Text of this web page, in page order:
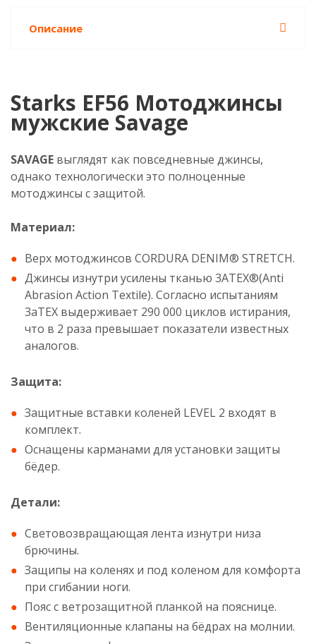
Описание
Starks EF56 Мотоджинсы
мужские Savage
SAVAGE выглядят как повседневные джинсы,
однако технологически это полноценные
мотоджинсы с защитой.
Материал:
Верх мотоджинсов CORDURA DENIM® STRETCH.
Джинсы изнутри усилены тканью 3ATEX®(Anti
Abrasion Action Textile). Согласно испытаниям
3аТЕХ выдерживает 290 000 циклов истирания,
что в 2 раза превышает показатели известных
аналогов.
Защита:
Защитные вставки коленей LEVEL 2 входят в
комплект.
Оснащены карманами для установки защиты
бёдер.
Детали:
Световозвращающая лента изнутри низа
брючины.
Защипы на коленях и под коленом для комфорта
при сгибании ноги.
Пояс с ветрозащитной планкой на пояснице.
Вентиляционные клапаны на бёдрах на молнии.